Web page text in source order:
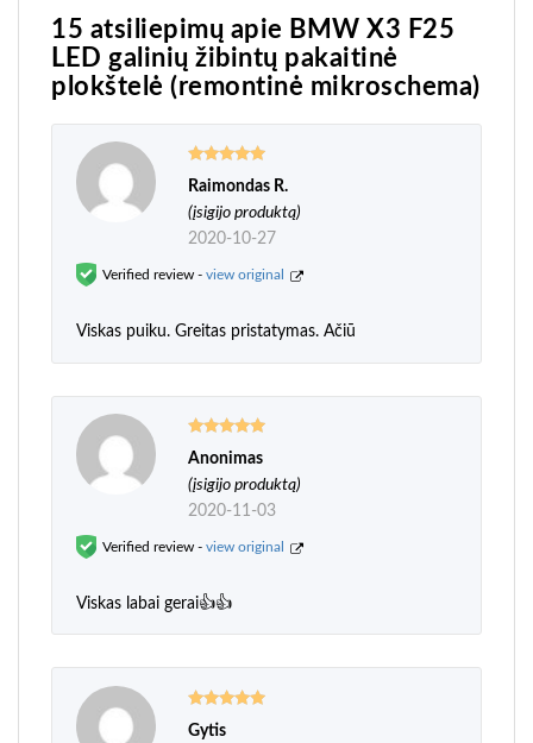
15 atsiliepimų apie BMW X3 F25
LED galinių žibintų pakaitinė
plokštelė (remontinė mikroschema)
Įvertinimas:
5iš 5
Raimondas R.
(įsigijo produktą)
2020-10-27
Verified review - view original
Viskas puiku. Greitas pristatymas. Ačiū
Įvertinimas:
5iš 5
Anonimas
(įsigijo produktą)
2020-11-03
Verified review - view original
Viskas labai gerai👍👍
Įvertinimas:
Gytis